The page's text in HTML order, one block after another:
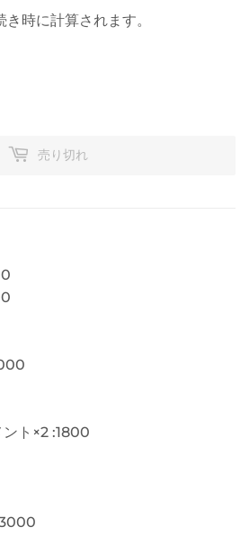
き時に計算されます。
売り切れ
ント×2 :1800